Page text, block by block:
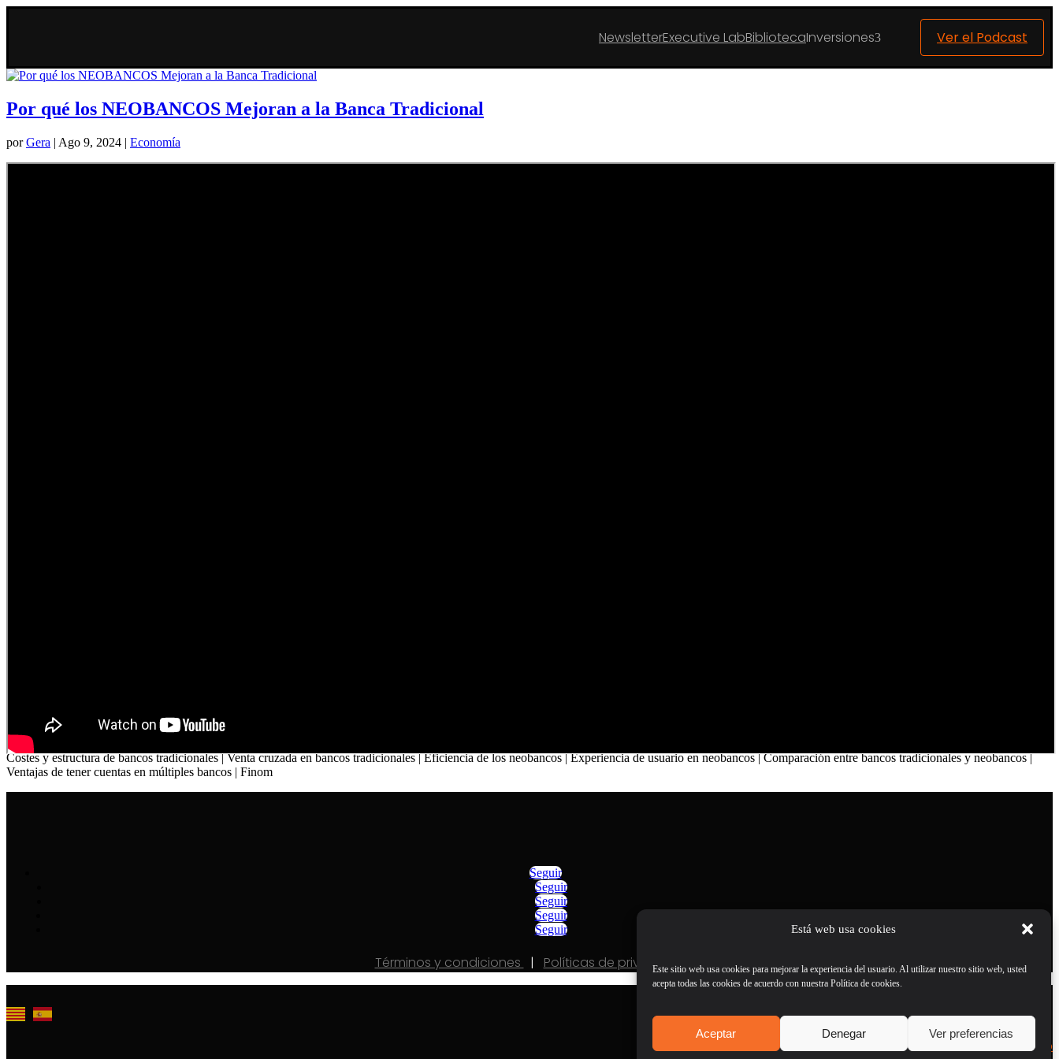
Está web usa cookies
Este sitio web usa cookies para mejorar la experiencia del usuario. Al utilizar nuestro sitio web, usted
acepta todas las cookies de acuerdo con nuestra Política de cookies.
Aceptar Denegar Ver preferencias
NewsletterExecutive LabBibliotecaInversiones3 Ver el Podcast
Por qué los NEOBANCOS Mejoran a la Banca Tradicional
porGera | Ago 9, 2024 | Economía
Costes y estructura de bancos tradicionales | Venta cruzada en bancos tradicionales | Eficiencia de los neobancos | Experiencia de usuario en neobancos | Comparación entre bancos tradicionales y neobancos |
Ventajas de tener cuentas en múltiples bancos | Finom
Seguir
Seguir
Seguir
Seguir
Seguir
Términos y condiciones | Políticas de privacidad
Web realizada por Cabana Studio